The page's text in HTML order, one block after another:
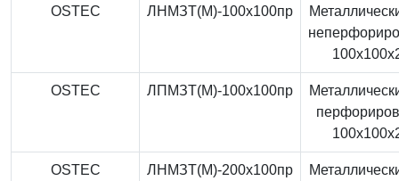
OSTEC ЛНМЗТ(М)-100x100пр
OSTEC ЛПМЗТ(М)-100x100пр
OSTEC ЛНМЗТ(М)-200x100пр